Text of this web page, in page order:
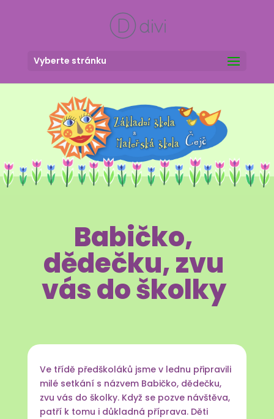
Vyberte stránku
Babičko,
dědečku, zvu
vás do školky
Ve třídě předškoláků jsme v lednu připravili
milé setkání s názvem Babičko, dědečku,
zvu vás do školky. Když se pozve návštěva,
patří k tomu i důkladná příprava. Děti